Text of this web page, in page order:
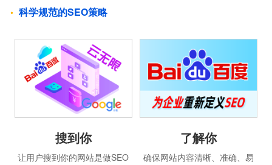
科学规范的SEO策略
搜到你
让用户搜到你的网站是做SEO
了解你
确保网站内容清晰、准确、易